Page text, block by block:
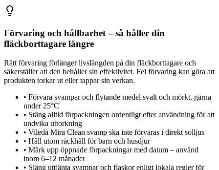
Förvaring och hållbarhet – så håller din
fläckborttagare längre
Rätt förvaring förlänger livslängden på din fläckborttagare och
säkerställer att den behåller sin effektivitet. Fel förvaring kan göra att
produkten torkar ut eller tappar sin verkan.
• Förvara svampar och flytande medel svalt och mörkt, gärna
under 25°C
• Stäng alltid förpackningen ordentligt efter användning för att
undvika uttorkning
• Vileda Mira Clean svamp ska inte förvaras i direkt solljus
• Håll utom räckhåll för barn och husdjur
• Märk upp öppnade förpackningar med datum – använd
inom 6–12 månader
• Släng uttjänta svampar och flaskor enligt lokala regler för